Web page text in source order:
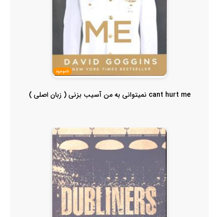
ناموجود
cant hurt me نمیتوانی به من آسیب بزنی ( زبان اصلی )